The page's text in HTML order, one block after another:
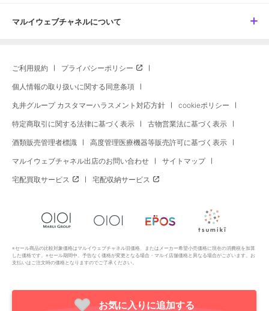
マルイウェブチャネルについて
ご利用規約 プライバシーポリシー
個人情報の取り扱いに関する同意条項
丸井グループ カスタマーハラスメント対応方針 cookieポリシー
特定商取引に関する法律に基づく表示 古物営業法に基づく表示
酒類販売管理者標識 高度管理医療機器等販売許可に基づく表示
マルイウェブチャネル出店のお問い合わせ サイトマップ
宅配買取サービス 宅配収納サービス
※セール商品の比較対象価格はマルイウェブチャネル旧価格、またはメーカー希望小売価格に現在の消費税を加算
した価格です。※セール期間中、予告なく価格が変更となる場合・マルイ店舗価格と異なる場合がございます。お
支払いはご注文時の価格となりますのでご了承ください。
Copyright All Rights Reserved. MARUI Co., Ltd
お気に入りに追加する